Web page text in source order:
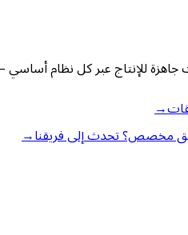
للإنتاج عبر كل نظام
→
مخصص؟ تحدث إلى فريقنا→